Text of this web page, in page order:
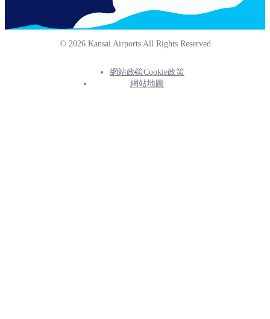
© 2026 Kansai Airports All Rights Reserved
Footer
網站政策Cookie政策
網站地圖